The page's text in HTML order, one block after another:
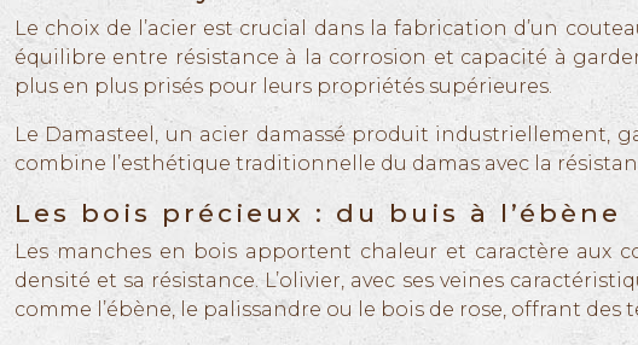
Le choix de l’acier est crucial dans la fabrication d’un
équilibre entre résistance à la corrosion et capacité à
plus en plus prisés pour leurs propriétés supérieures.
Le Damasteel, un acier damassé produit industriellement,
combine l’esthétique traditionnelle du damas avec la
Les bois précieux : du buis à l’ébène
Les manches en bois apportent chaleur et caractère aux
densité et sa résistance. L’olivier, avec ses veines
comme l’ébène, le palissandre ou le bois de rose, offrant des